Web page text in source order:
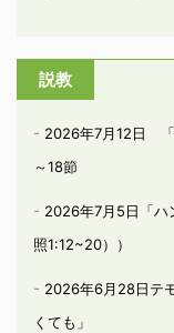
説教
2026年7月12日 「
～18節
2026年7月5日「ハ
照1:12~20））
2026年6月28日テ
くても」